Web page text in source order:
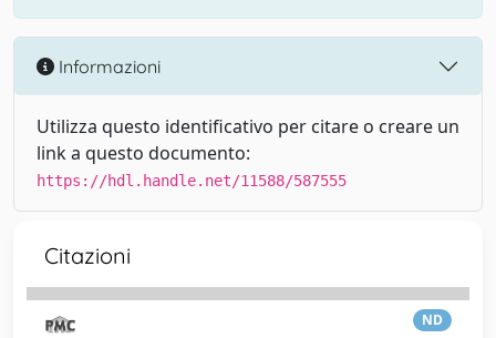
Informazioni
Utilizza questo identificativo per citare o creare un
link a questo documento:
https://hdl.handle.net/11588/587555
Citazioni
ND